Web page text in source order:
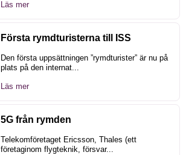
Läs mer
Första rymdturisterna till ISS
Den första uppsättningen ”rymdturister” är nu på
plats på den internat...
Läs mer
5G från rymden
Telekomföretaget Ericsson, Thales (ett
företaginom flygteknik, försvar...